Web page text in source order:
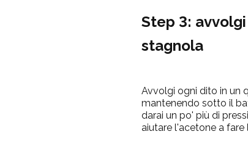
Step 3:
stagnola
Avvolgi ogni dito in un
mantenendo sotto il
darai un po' più di
aiutare l'acetone a fare